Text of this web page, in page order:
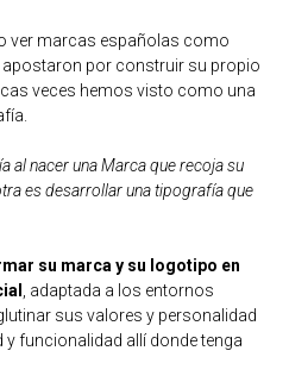
ver marcas españolas como
apostaron por construir su propio
veces hemos visto como una
al nacer una Marca que recoja su
es desarrollar una tipografía que
su marca y su logotipo en
, adaptada a los entornos
sus valores y personalidad
y funcionalidad allí donde tenga